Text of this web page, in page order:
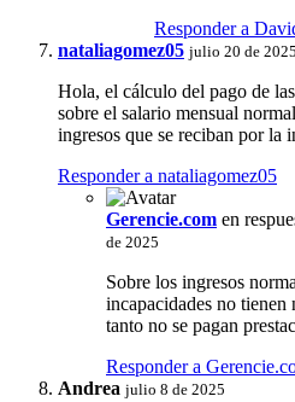
Responder a
nataliagomez05 julio 20 de 2025
Hola, el cálculo del pago de
sobre el salario mensual
ingresos que se reciban por la
Responder a nataliagomez05
Gerencie.com en
de 2025
Sobre los ingresos
incapacidades no
tanto no se pagan
Responder a
Andrea julio 8 de 2025